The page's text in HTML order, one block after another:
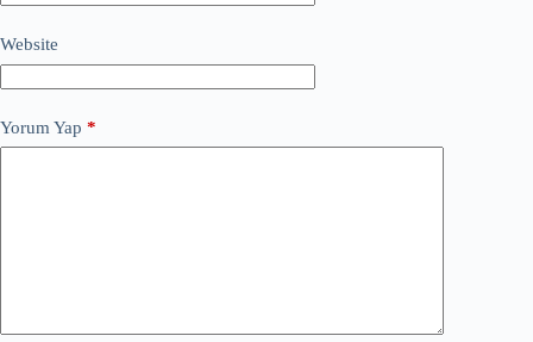
Website
Yorum Yap *